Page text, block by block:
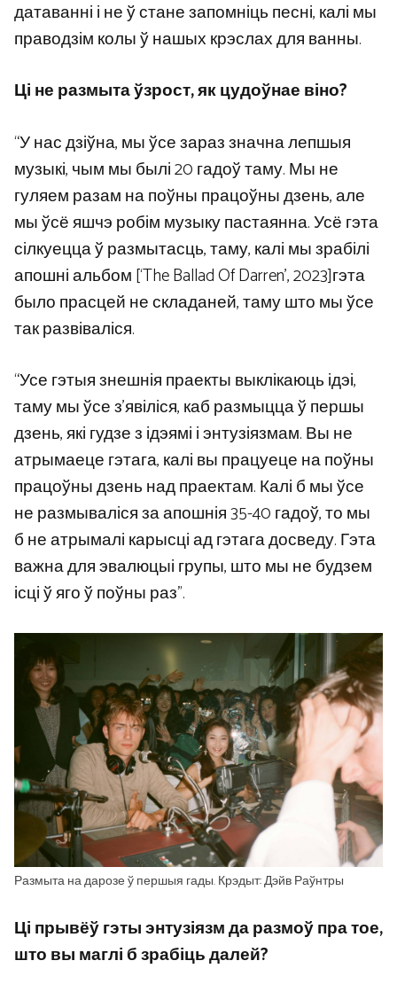
датаванні і не ў стане запомніць песні, калі мы
праводзім колы ў нашых крэслах для ванны.
Ці не размыта ўзрост, як цудоўнае віно?
“У нас дзіўна, мы ўсе зараз значна лепшыя
музыкі, чым мы былі 20 гадоў таму. Мы не
гуляем разам на поўны працоўны дзень, але
мы ўсё яшчэ робім музыку пастаянна. Усё гэта
сілкуецца ў размытасць, таму, калі мы зрабілі
апошні альбом [‘The Ballad Of Darren’, 2023]гэта
было прасцей не складаней, таму што мы ўсе
так развіваліся.
“Усе гэтыя знешнія праекты выклікаюць ідэі,
таму мы ўсе з’явіліся, каб размыцца ў першы
дзень, які гудзе з ідэямі і энтузіязмам. Вы не
атрымаеце гэтага, калі вы працуеце на поўны
працоўны дзень над праектам. Калі б мы ўсе
не размываліся за апошнія 35-40 гадоў, то мы
б не атрымалі карысці ад гэтага досведу. Гэта
важна для эвалюцыі групы, што мы не будзем
ісці ў яго ў поўны раз”.
Размыта на дарозе ў першыя гады. Крэдыт: Дэйв Раўнтры
Ці прывёў гэты энтузіязм да размоў пра тое,
што вы маглі б зрабіць далей?